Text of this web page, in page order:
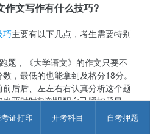
证打印 开考科目 自考押题
文写作有什么技巧?
巧主要有以下几点，考生需要特别
，《大学语文》的作文只要不
，最低的也能拿到及格分18分。
后后、左左右右认真分析这个题
要时时刻刻提醒自己紧扣题目。
单的提纲，动笔时就紧紧围绕提